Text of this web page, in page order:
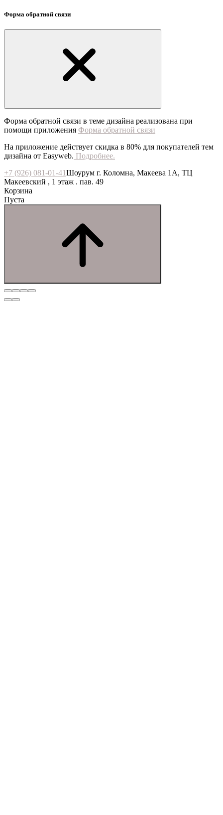
Форма обратной связи
Форма обратной связи в теме дизайна реализована при
помощи приложения Форма обратной связи
На приложение действует скидка в 80% для покупателей тем
дизайна от Easyweb. Подробнее.
+7 (926) 081-01-41Шоурум г. Коломна, Макеева 1А, ТЦ
Макеевский , 1 этаж . пав. 49
Корзина
Пуста